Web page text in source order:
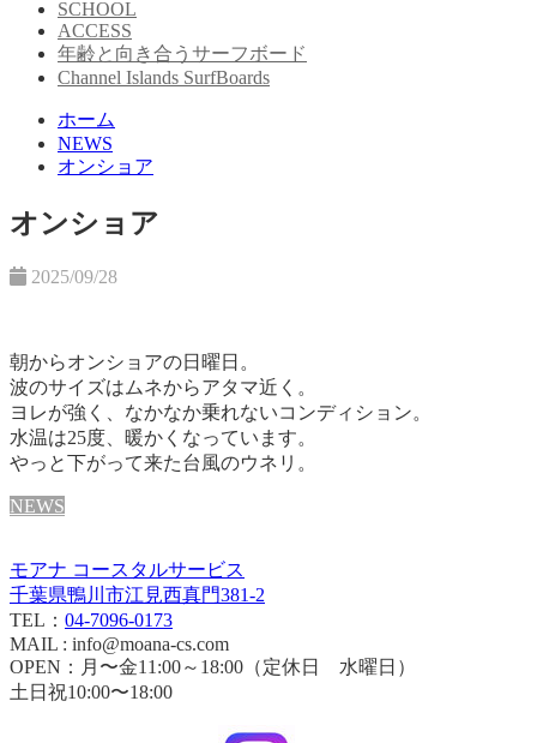
SCHOOL
ACCESS
年齢と向き合うサーフボード
Channel Islands SurfBoards
ホーム
NEWS
オンショア
オンショア
2025/09/28
朝からオンショアの日曜日。
波のサイズはムネからアタマ近く。
ヨレが強く、なかなか乗れないコンディション。
水温は25度、暖かくなっています。
やっと下がって来た台風のウネリ。
NEWS
モアナ コースタルサービス
千葉県鴨川市江見西真門381-2
TEL： 04-7096-0173
MAIL : info@moana-cs.com
OPEN：月〜金11:00～18:00（定休日 水曜日）
土日祝10:00〜18:00